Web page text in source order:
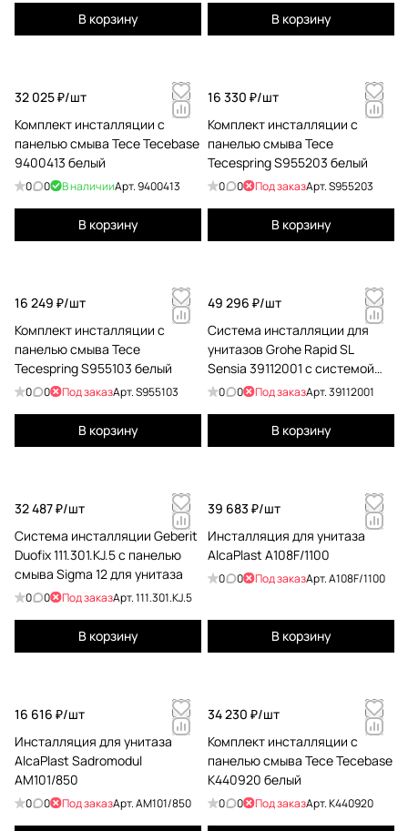
В корзину В корзину
32 025 ₽/шт
Комплект инсталляции с
панелью смыва Tece Tecebase
9400413 белый
0 0 В наличииАрт.9400413
В корзину
16 330 ₽/шт
Комплект инсталляции с
панелью смыва Tece
Tecespring S955203 белый
0 0 Под заказАрт.S955203
В корзину
16 249 ₽/шт
Комплект инсталляции с
панелью смыва Tece
Tecespring S955103 белый
0 0 Под заказАрт.S955103
В корзину
49 296 ₽/шт
Система инсталляции для
унитазов Grohe Rapid SL
Sensia 39112001 с системой
удаления запахов
0 0 Под заказАрт.39112001
В корзину
32 487 ₽/шт
Система инсталляции Geberit
Duofix 111.301.KJ.5 с панелью
смыва Sigma 12 для унитаза
0 0 Под заказАрт.111.301.KJ.5
В корзину
39 683 ₽/шт
Инсталляция для унитаза
AlcaPlast A108F/1100
0 0 Под заказАрт.A108F/1100
В корзину
16 616 ₽/шт
Инсталляция для унитаза
AlcaPlast Sadromodul
AM101/850
0 0 Под заказАрт.AM101/850
34 230 ₽/шт
Комплект инсталляции с
панелью смыва Tece Tecebase
K440920 белый
0 0 Под заказАрт.K440920